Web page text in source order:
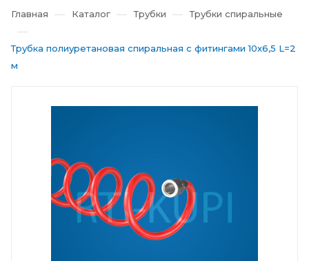
Главная — Каталог — Трубки — Трубки спиральные
—
Трубка полиуретановая спиральная с фитингами 10х6,5 L=2
м